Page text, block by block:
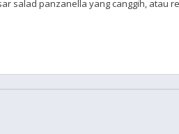
salad panzanella yang canggih, atau